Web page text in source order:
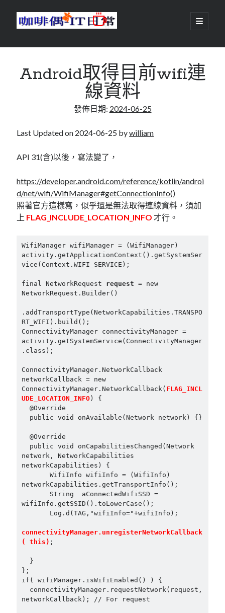
咖
偶-
常
開
啟
資
欄
搜尋
android backup centos
firewall git Github guacamole
httpd java javascript kotlin ldap
lubuntu MacOS mail mariadb
microsoft
outlook podman
restic RockyLinux security
spam ubuntu vmware
一個人的武林 品質管理系統
android
github
mindmap
區塊鏈
品質管理系統
書
未分類
軟體介紹
閑聊
Android取得目前wifi連
線資料
發佈日期: 2024-06-25
Last Updated on 2024-06-25 bywilliam
API 31(含)以後，寫法變了，
https://developer.android.com/reference/kotlin/androi
d/net/wifi/WifiManager#getConnectionInfo()
照著官方這樣寫，似乎還是無法取得連線資料，須加
上 FLAG_INCLUDE_LOCATION_INFO 才行。
WifiManager wifiManager = (WifiManager)
activity.getApplicationContext().getSystemSer
vice(Context.WIFI_SERVICE);
final NetworkRequest request = new
NetworkRequest.Builder()
.addTransportType(NetworkCapabilities.TRANSPO
RT_WIFI).build();
ConnectivityManager connectivityManager =
activity.getSystemService(ConnectivityManager
.class);
ConnectivityManager.NetworkCallback
networkCallback = new
ConnectivityManager.NetworkCallback( FLAG_INCL
UDE_LOCATION_INFO) {
  @Override
  public void onAvailable(Network network) {}
  @Override
network, NetworkCapabilities
networkCapabilities) {
networkCapabilities.getTransportInfo();
wifiInfo.getSSID().toLowerCase();
       Log.d(TAG,"wifiInfo="+wifiInfo);
connectivityManager.unregisterNetworkCallback
( this) ;
  }
};
if( wifiManager.isWifiEnabled() ) {
networkCallback); // For request